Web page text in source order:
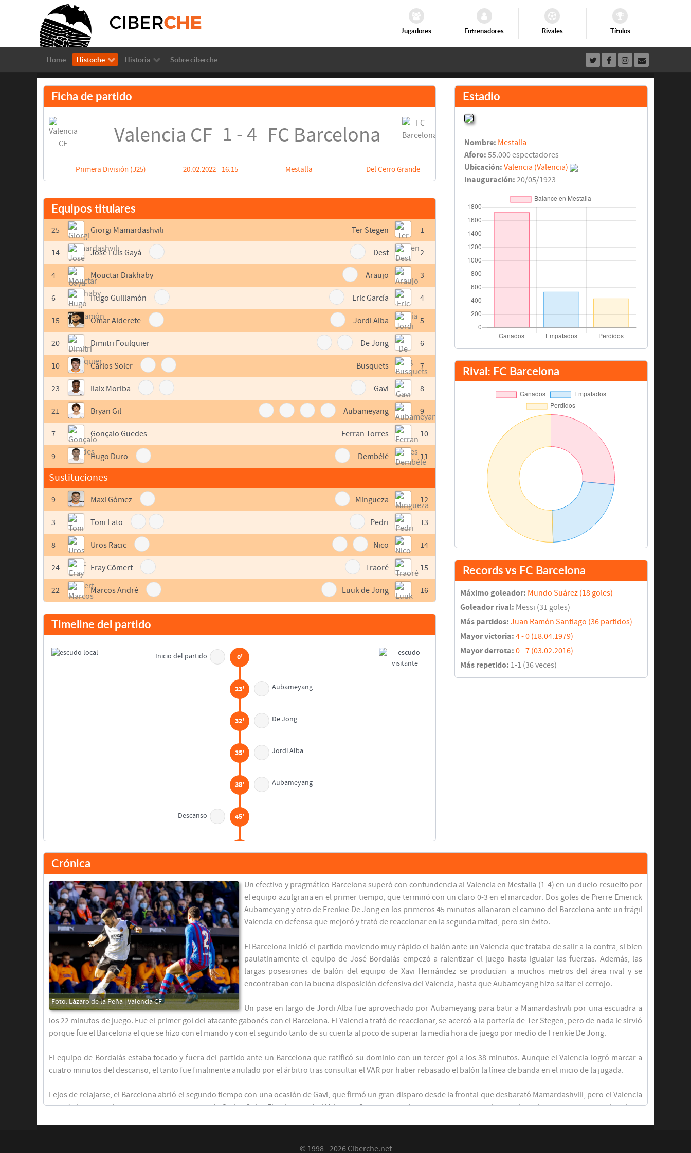
Jugadores Entrenadores Rivales Títulos
Home Histoche Historia Sobre ciberche
Ficha de partido
Valencia CF 1 - 4 FC Barcelona
Primera División (J25) 20.02.2022 - 16:15 Mestalla Del Cerro Grande
Equipos titulares
25 Giorgi Mamardashvili
14 José Luis Gayá
4 Mouctar Diakhaby
6 Hugo Guillamón
15 Omar Alderete
20 Dimitri Foulquier
10 Carlos Soler
23 Ilaix Moriba
21 Bryan Gil
7 Gonçalo Guedes
9 Hugo Duro
Sustituciones
9 Maxi Gómez
3 Toni Lato
8 Uros Racic
24 Eray Cömert
22 Marcos André
1
Ter Stegen
2
Dest
3
Araujo
4
Eric García
5
Jordi Alba
6
De Jong
7
Busquets
8
Gavi
9
Aubameyang
10
Ferran Torres
11
Dembélé
12
Mingueza
13
Pedri
14
Nico
15
Traoré
16
Luuk de Jong
Timeline del partido
Inicio del partido 0'
Aubameyang
23'
De Jong
32'
Jordi Alba
35'
Aubameyang
38'
Descanso 45'
Hugo Guillamón
Eric García
45'
Carlos Soler
Asist: Bryan Gil
52'
Ilaix Moriba 53'
Araujo
56'
Pedri
De Jong
59'
Toni Lato
Uros Racic
Estadio
Nombre: Mestalla
Aforo: 55.000 espectadores
Ubicación: Valencia (Valencia)
Inauguración: 20/05/1923
Rival: FC Barcelona
Records vs FC Barcelona
Máximo goleador: Mundo Suárez (18 goles)
Goleador rival: Messi (31 goles)
Más partidos: Juan Ramón Santiago (36 partidos)
Mayor victoria: 4 - 0 (18.04.1979)
Mayor derrota: 0 - 7 (03.02.2016)
Más repetido: 1-1 (36 veces)
Crónica
Un efectivo y pragmático Barcelona superó con contundencia al Valencia en Mestalla (1-4) en un duelo resuelto por
el equipo azulgrana en el primer tiempo, que terminó con un claro 0-3 en el marcador. Dos goles de Pierre Emerick
Aubameyang y otro de Frenkie De Jong en los primeros 45 minutos allanaron el camino del Barcelona ante un frágil
Valencia en defensa que mejoró y trató de reaccionar en la segunda mitad, pero sin éxito.
El Barcelona inició el partido moviendo muy rápido el balón ante un Valencia que trataba de salir a la contra, si bien
paulatinamente el equipo de José Bordalás empezó a ralentizar el juego hasta igualar las fuerzas. Además, las
largas posesiones de balón del equipo de Xavi Hernández se producían a muchos metros del área rival y se
encontraban con la buena disposición defensiva del Valencia, hasta que Aubameyang hizo saltar el cerrojo.
Un pase en largo de Jordi Alba fue aprovechado por Aubameyang para batir a Mamardashvili por una escuadra a
los 22 minutos de juego. Fue el primer gol del atacante gabonés con el Barcelona. El Valencia trató de reaccionar, se acercó a la portería de Ter Stegen, pero de nada le sirvió
porque fue el Barcelona el que se hizo con el mando y con el segundo tanto de su cuenta al poco de superar la media hora de juego por medio de Frenkie De Jong.
El equipo de Bordalás estaba tocado y fuera del partido ante un Barcelona que ratificó su dominio con un tercer gol a los 38 minutos. Aunque el Valencia logró marcar a
cuatro minutos del descanso, el tanto fue finalmente anulado por el árbitro tras consultar el VAR por haber rebasado el balón la línea de banda en el inicio de la jugada.
Lejos de relajarse, el Barcelona abrió el segundo tiempo con una ocasión de Gavi, que firmó un gran disparo desde la frontal que desbarató Mamardashvili, pero el Valencia
acortó distancia a los 52 minutos con un tanto de Carlos Soler. El gol reactivó al Valencia. Con un juego directo, puso en apuros la meta barcelonista, pero un zambombazo
A pesar de que el Valencia lo intentó todo para equilibrar el duelo, unas veces Ter Stegen y otras la falta de puntería evitaron que alcanzara su objetivo. El Barcelona acumula
© 1998 - 2026 Ciberche.net